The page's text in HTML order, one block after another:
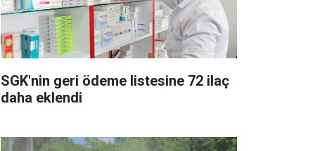
SGK'nin geri ödeme listesine 72 ilaç
daha eklendi